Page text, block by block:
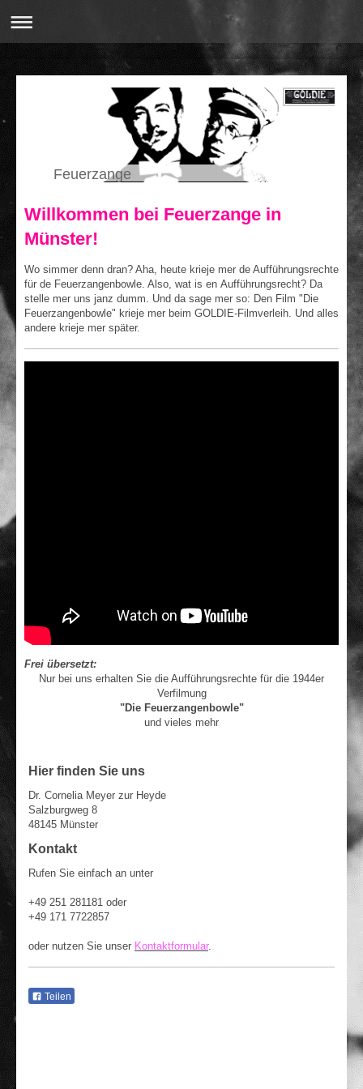
Feuerzange
Willkommen bei Feuerzange in
Münster!
Wo simmer denn dran? Aha, heute krieje mer de Aufführungsrechte
für de Feuerzangenbowle. Also, wat is en Aufführungsrecht? Da
stelle mer uns janz dumm. Und da sage mer so: Den Film "Die
Feuerzangenbowle" krieje mer beim GOLDIE-Filmverleih. Und alles
andere krieje mer später.
Frei übersetzt:
Nur bei uns erhalten Sie die Aufführungsrechte für die 1944er
Verfilmung
"Die Feuerzangenbowle"
und vieles mehr
Hier finden Sie uns
Dr. Cornelia Meyer zur Heyde
Salzburgweg 8
48145 Münster
Kontakt
Rufen Sie einfach an unter
+49 251 281181 oder
+49 171 7722857
oder nutzen Sie unser Kontaktformular.
Teilen